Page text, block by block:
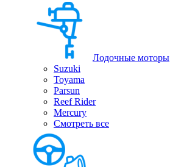
Лодочные моторы
Suzuki
Toyama
Parsun
Reef Rider
Mercury
Смотреть все